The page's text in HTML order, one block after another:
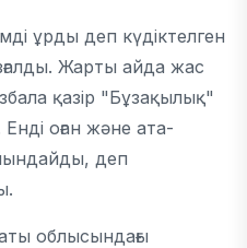
ұрды деп күдіктелген
Жарты айда жас
қазір "Бұзақылық"
оған және ата-
деп
облысындағы